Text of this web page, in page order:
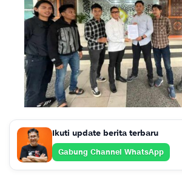
Ikuti update berita terbaru
Gabung Channel WhatsApp